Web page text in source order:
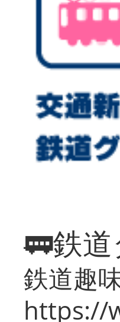
🚃鉄
鉄道趣
https://